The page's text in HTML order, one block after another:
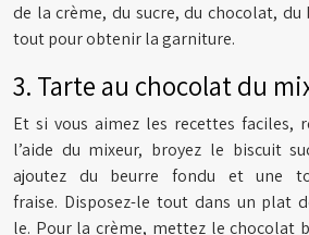
de la crème, du sucre, du chocolat,
tout pour obtenir la garniture.
3. Tarte au chocolat du
Et si vous aimez les recettes faciles,
l’aide du mixeur, broyez le biscuit
ajoutez du beurre fondu et une
fraise. Disposez-le tout dans un plat
le. Pour la crème, mettez le chocolat